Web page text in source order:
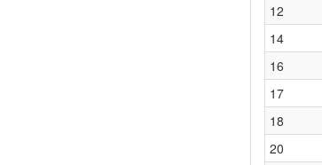
12
14
16
17
18
20